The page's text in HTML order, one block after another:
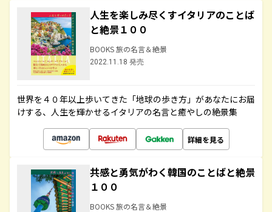
人生を楽しみ尽くすイタリアのことば
と絶景１００
BOOKS 旅の名言＆絶景
2022.11.18 発売
世界を４０年以上歩いてきた「地球の歩き方」があなたにお届
けする、人生を輝かせるイタリアの名言と癒やしの絶景集
詳細を見る
共感と勇気がわく韓国のことばと絶景
１００
BOOKS 旅の名言＆絶景